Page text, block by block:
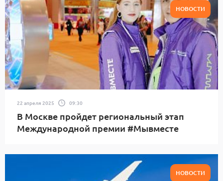
НОВОСТИ
22 апреля 2025 09:30
В Москве пройдет региональный этап
Международной премии #Мывместе
НОВОСТИ